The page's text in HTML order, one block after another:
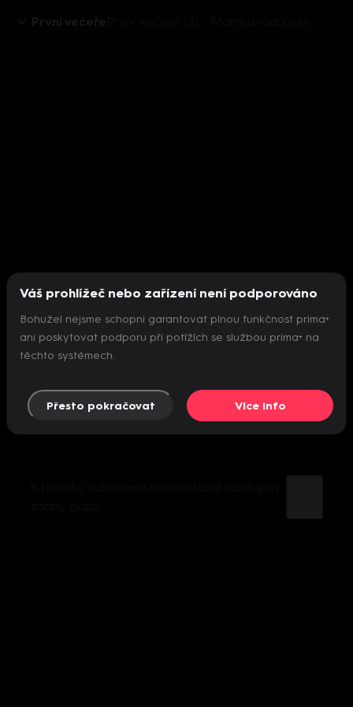
První večeře
Nepodařilo se inicializovat přehrávač
Váš prohlížeč nebo zařízení není podporováno
Bohužel nejsme schopni garantovat plnou funkčnost prima+
ani poskytovat podporu při potížích se službou prima+ na
těchto systémech.
Přesto pokračovat Více info